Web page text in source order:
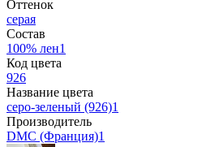
Оттенок
серая
Состав
100% лен1
Код цвета
926
Название цвета
серо-зеленый (926)1
Производитель
DMC (Франция)1